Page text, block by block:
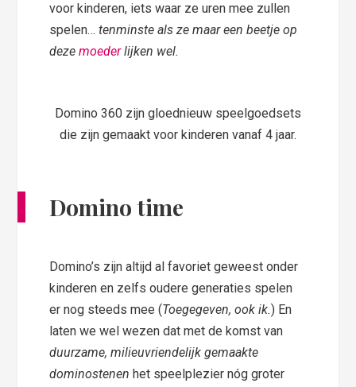
voor kinderen, iets waar ze uren mee zullen
spelen…tenminste als ze maar een beetje op
dezemoederlijken wel.
Domino 360 zijn gloednieuw speelgoedsets
die zijn gemaakt voor kinderen vanaf 4 jaar.
Domino time
Domino’s zijn altijd al favoriet geweest onder
kinderen en zelfs oudere generaties spelen
er nog steeds mee (Toegegeven, ook ik.) En
laten we wel wezen dat met de komst van
duurzame, milieuvriendelijk gemaakte
dominostenen het speelplezier nóg groter